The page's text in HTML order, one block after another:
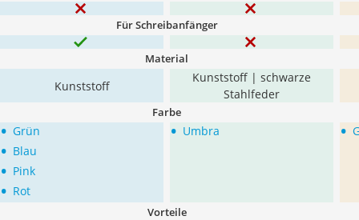
Für Schreibanfänger
Material
Kunststoff
Kunststoff | schwarze
Stahlfeder
Farbe
• Grün
• Blau
• Pink
• Rot
• Umbra •
Vorteile